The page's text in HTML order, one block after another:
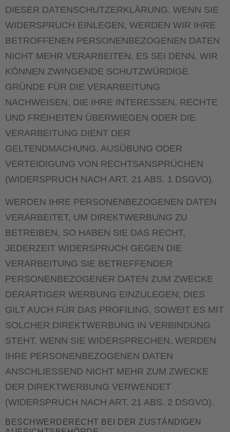
DIESER DATENSCHUTZERKLÄRUNG. WENN SIE
WIDERSPRUCH EINLEGEN, WERDEN WIR IHRE
BETROFFENEN PERSONENBEZOGENEN DATEN
NICHT MEHR VERARBEITEN, ES SEI DENN, WIR
KÖNNEN ZWINGENDE SCHUTZWÜRDIGE
GRÜNDE FÜR DIE VERARBEITUNG
NACHWEISEN, DIE IHRE INTERESSEN, RECHTE
UND FREIHEITEN ÜBERWIEGEN ODER DIE
VERARBEITUNG DIENT DER
GELTENDMACHUNG, AUSÜBUNG ODER
VERTEIDIGUNG VON RECHTSANSPRÜCHEN
(WIDERSPRUCH NACH ART. 21 ABS. 1 DSGVO).
WERDEN IHRE PERSONENBEZOGENEN DATEN
VERARBEITET, UM DIREKTWERBUNG ZU
BETREIBEN, SO HABEN SIE DAS RECHT,
JEDERZEIT WIDERSPRUCH GEGEN DIE
VERARBEITUNG SIE BETREFFENDER
PERSONENBEZOGENER DATEN ZUM ZWECKE
DERARTIGER WERBUNG EINZULEGEN; DIES
GILT AUCH FÜR DAS PROFILING, SOWEIT ES MIT
SOLCHER DIREKTWERBUNG IN VERBINDUNG
STEHT. WENN SIE WIDERSPRECHEN, WERDEN
IHRE PERSONENBEZOGENEN DATEN
ANSCHLIESSEND NICHT MEHR ZUM ZWECKE
DER DIREKTWERBUNG VERWENDET
(WIDERSPRUCH NACH ART. 21 ABS. 2 DSGVO).
BESCHWERDE­RECHT BEI DER ZUSTÄNDIGEN